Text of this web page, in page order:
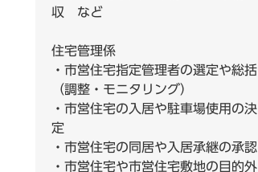
収 など
住宅管理係
・市営住宅指定管理者の選定や総括
（調整・モニタリング）
・市営住宅の入居や駐車場使用の決
定
・市営住宅の同居や入居承継の承認
・市営住宅や市営住宅敷地の目的外